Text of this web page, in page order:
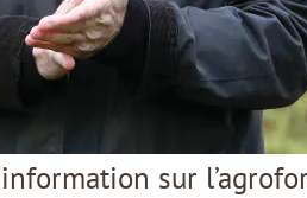
sur